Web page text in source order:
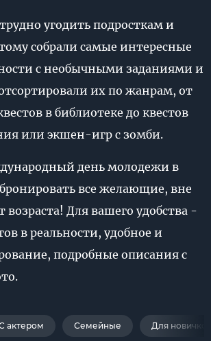
угодить подросткам и
собрали самые интересные
с необычными заданиями и
их по жанрам, от
в библиотеке до квестов
или экшен-игр с зомби.
день молодежи в
все желающие, вне
возраста! Для вашего удобства -
в реальности, удобное и
подробные описания с
актером Семейные Для новичков